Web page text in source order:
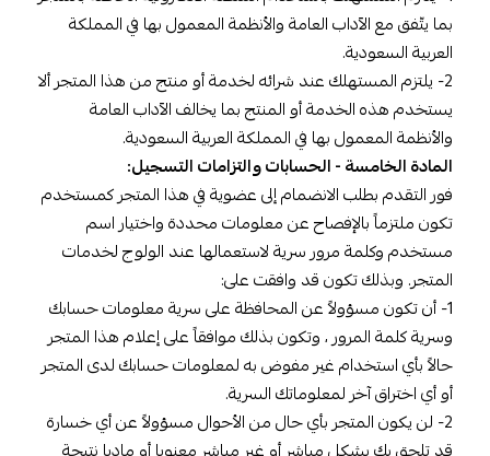
بما يتّفق مع الآداب العامة والأنظمة المعمول بها في المملكة
العربية السعودية.
2- يلتزم المستهلك عند شرائه لخدمة أو منتج من هذا المتجر ألا
يستخدم هذه الخدمة أو المنتج بما يخالف الآداب العامة
والأنظمة المعمول بها في المملكة العربية السعودية.
المادة الخامسة - الحسابات والتزامات التسجيل:
فور التقدم بطلب الانضمام إلى عضوية في هذا المتجر كمستخدم
تكون ملتزماً بالإفصاح عن معلومات محددة واختيار اسم
مستخدم وكلمة مرور سرية لاستعمالها عند الولوج لخدمات
المتجر. وبذلك تكون قد وافقت على:
1- أن تكون مسؤولاً عن المحافظة على سرية معلومات حسابك
وسرية كلمة المرور ، وتكون بذلك موافقاً على إعلام هذا المتجر
حالاً بأي استخدام غير مفوض به لمعلومات حسابك لدى المتجر
أو أي اختراق آخر لمعلوماتك السرية.
2- لن يكون المتجر بأي حال من الأحوال مسؤولاً عن أي خسارة